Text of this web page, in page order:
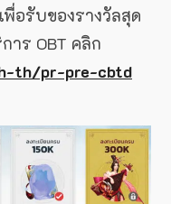
อรับของรางวัลสุด
าร OBT คลิก
th/pr-pre-cbtd